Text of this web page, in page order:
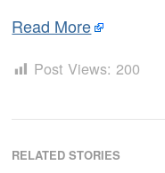
Read More
Post Views: 200
RELATED STORIES